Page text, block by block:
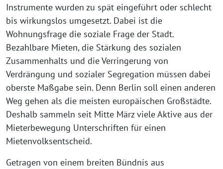
Instrumente wurden zu spät eingeführt oder schlecht
bis wirkungslos umgesetzt. Dabei ist die
Wohnungsfrage die soziale Frage der Stadt.
Bezahlbare Mieten, die Stärkung des sozialen
Zusammenhalts und die Verringerung von
Verdrängung und sozialer Segregation müssen dabei
oberste Maßgabe sein. Denn Berlin soll einen anderen
Weg gehen als die meisten europäischen Großstädte.
Deshalb sammeln seit Mitte März viele Aktive aus der
Mieterbewegung Unterschriften für einen
Mietenvolksentscheid.
Getragen von einem breiten Bündnis aus